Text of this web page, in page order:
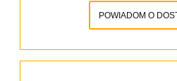
POWIADOM O